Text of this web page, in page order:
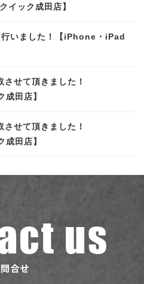
イック成田店】
いました！【iPhone・iPad
させて頂きました！
成田店】
させて頂きました！
成田店】